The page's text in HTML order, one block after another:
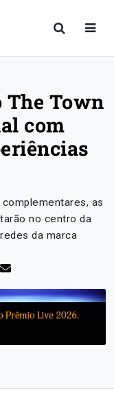
The Town
com
as
no centro da
da marca